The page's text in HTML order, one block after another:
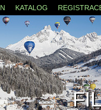
KATALOG